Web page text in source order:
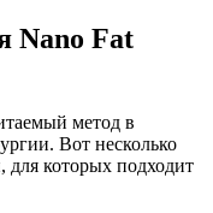
Nano Fat
метод в
Вот несколько
которых подходит